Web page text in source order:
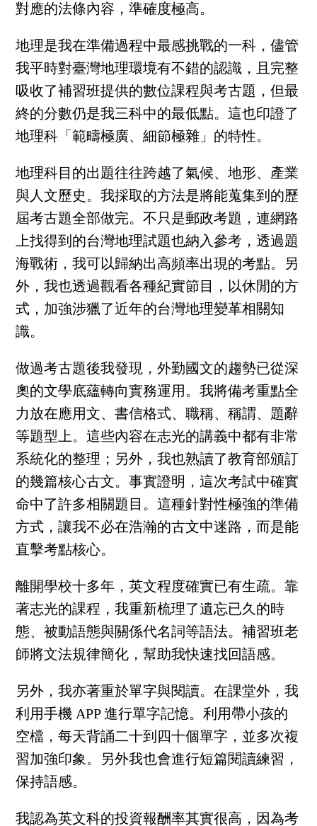
對應的法條內容，準確度極高。
地理是我在準備過程中最感挑戰的一科，儘管
我平時對臺灣地理環境有不錯的認識，且完整
吸收了補習班提供的數位課程與考古題，但最
終的分數仍是我三科中的最低點。這也印證了
地理科「範疇極廣、細節極雜」的特性。
地理科目的出題往往跨越了氣候、地形、產業
與人文歷史。我採取的方法是將能蒐集到的歷
屆考古題全部做完。不只是郵政考題，連網路
上找得到的台灣地理試題也納入參考，透過題
海戰術，我可以歸納出高頻率出現的考點。另
外，我也透過觀看各種紀實節目，以休閒的方
式，加強涉獵了近年的台灣地理變革相關知
識。
做過考古題後我發現，外勤國文的趨勢已從深
奧的文學底蘊轉向實務運用。我將備考重點全
力放在應用文、書信格式、職稱、稱謂、題辭
等題型上。這些內容在志光的講義中都有非常
系統化的整理；另外，我也熟讀了教育部頒訂
的幾篇核心古文。事實證明，這次考試中確實
命中了許多相關題目。這種針對性極強的準備
方式，讓我不必在浩瀚的古文中迷路，而是能
直擊考點核心。
離開學校十多年，英文程度確實已有生疏。靠
著志光的課程，我重新梳理了遺忘已久的時
態、被動語態與關係代名詞等語法。補習班老
師將文法規律簡化，幫助我快速找回語感。
另外，我亦著重於單字與閱讀。在課堂外，我
利用手機 APP 進行單字記憶。利用帶小孩的
空檔，每天背誦二十到四十個單字，並多次複
習加強印象。另外我也會進行短篇閱讀練習，
保持語感。
我認為英文科的投資報酬率其實很高，因為考